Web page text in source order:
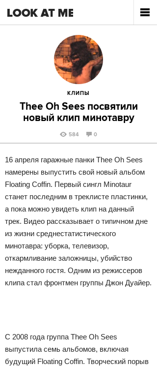
КЛИПЫ
Thee Oh Sees посвятили
новый клип минотавру
584 0
16 апреля гаражные панки Thee Oh Sees
намерены выпустить свой новый альбом
Floating Coffin. Первый сингл Minotaur
станет последним в треклисте пластинки,
а пока можно увидеть клип на данный
трек. Видео рассказывает о типичном дне
из жизни среднестатистического
минотавра: уборка, телевизор,
откармливание заложницы, убийство
нежданного гостя. Одним из режиссеров
клипа стал фронтмен группы Джон Дуайер.
С 2008 года группа Thee Oh Sees
выпустила семь альбомов, включая
будущий Floating Coffin. Творческий порыв